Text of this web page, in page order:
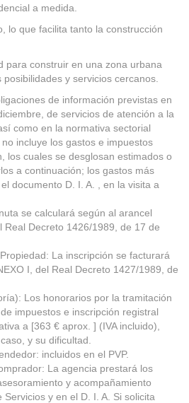
a medida.
lo que facilita tanto la construcción
para construir en una zona urbana
y servicios cercanos.
de información previstas en
de servicios de atención a la
como en la normativa sectorial
incluye los gastos e impuestos
los cuales se desglosan estimados o
a continuación; los gastos más
documento D. I. A. , en la visita a
se calculará según al arancel
Real Decreto 1426/1989, de 17 de
La inscripción se facturará
I, del Real Decreto 1427/1989, de
Los honorarios por la tramitación
impuestos e inscripción registral
a [363 € aprox. ] (IVA incluido),
y su dificultad.
incluidos en el PVP.
La agencia prestará los
y acompañamiento
y en el D. I. A. Si solicita